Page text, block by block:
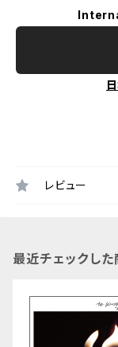
レビュー
最近チェックした